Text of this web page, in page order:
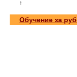
↑
Обучение за